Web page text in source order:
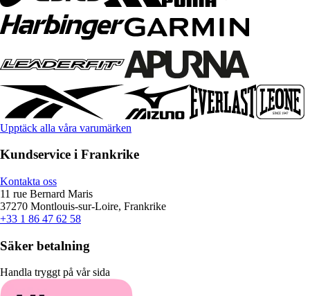
Upptäck alla våra varumärken
Kundservice i Frankrike
Kontakta oss
11 rue Bernard Maris
37270 Montlouis-sur-Loire, Frankrike
+33 1 86 47 62 58
Säker betalning
Handla tryggt på vår sida